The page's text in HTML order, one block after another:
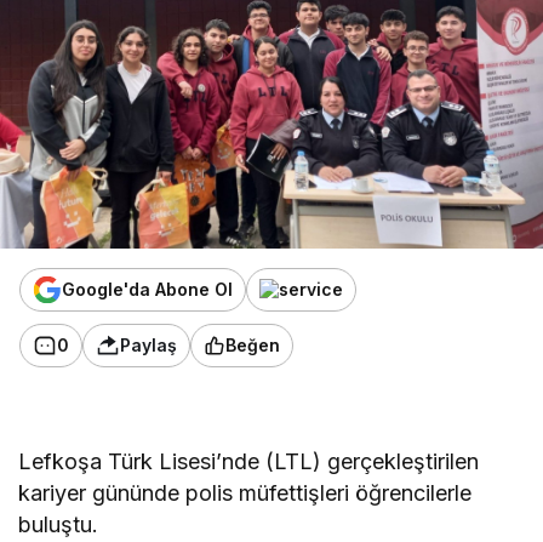
Google'da Abone Ol
0 Paylaş Beğen
Lefkoşa Türk Lisesi’nde (LTL) gerçekleştirilen
kariyer gününde polis müfettişleri öğrencilerle
buluştu.